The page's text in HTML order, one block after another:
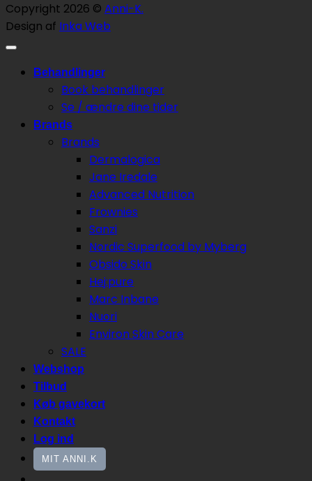
Copyright 2026 © Anni-K.
Design af Inka Web
Behandlinger
Book behandlinger
Se / ændre dine tider
Brands
Brands
Dermalogica
Jane Iredale
Advanced Nutrition
Frownies
Sanzi
Nordic Superfood by Myberg
Obsido Skin
Hej:pure
Marc Inbane
Nuori
Environ Skin Care
SALE
Webshop
Tilbud
Køb gavekort
Kontakt
Log ind
MIT ANNI.K